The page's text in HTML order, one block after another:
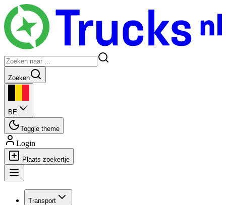
Zoeken
BE
Toggle theme
Login
Plaats zoekertje
Transport